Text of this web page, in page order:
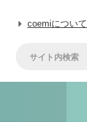
coemiについて